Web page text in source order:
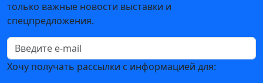
только важные новости выставки и
спецпредложения.
Хочу получать рассылки с информацией для: